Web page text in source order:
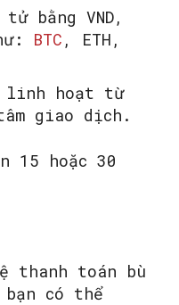
bằng VND,
BTC , ETH,
linh hoạt từ
giao dịch.
15 hoặc 30
thanh toán bù
có thể